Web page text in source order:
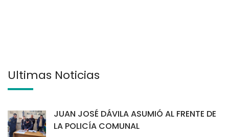
Últimas Noticias
JUAN JOSÉ DÁVILA ASUMIÓ AL FRENTE DE
LA POLICÍA COMUNAL